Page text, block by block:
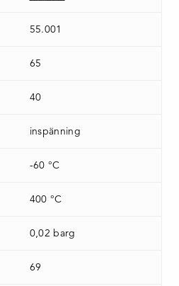
55.001
65
40
inspänning
-60 °C
400 °C
0,02 barg
69